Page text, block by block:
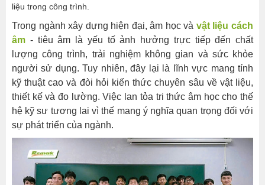
liệu trong công trình.
Hà
Nội,
Chủ
tịch
HĐQT
Remak
–
ông
Nguyễn
Trong ngành xây dựng hiện đại, âm học và vật liệu cách
âm - tiêu âm là yếu tố ảnh hưởng trực tiếp đến chất
lượng công trình, trải nghiệm không gian và sức khỏe
người sử dụng. Tuy nhiên, đây lại là lĩnh vực mang tính
kỹ thuật cao và đòi hỏi kiến thức chuyên sâu về vật liệu,
thiết kế và đo lường. Việc lan tỏa tri thức âm học cho thế
hệ kỹ sư tương lai vì thế mang ý nghĩa quan trọng đối với
sự phát triển của ngành.